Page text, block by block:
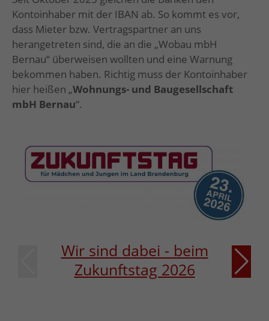
Kontoinhaber mit der IBAN ab. So kommt es vor,
dass Mieter bzw. Vertragspartner an uns
herangetreten sind, die an die „Wobau mbH
Bernau“ überweisen wollten und eine Warnung
bekommen haben. Richtig muss der Kontoinhaber
hier heißen „Wohnungs- und Baugesellschaft
mbH Bernau“.
Wir sind dabei - beim
Zukunftstag 2026